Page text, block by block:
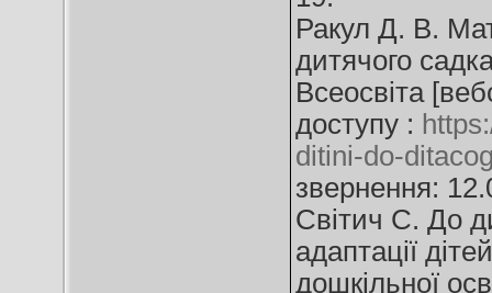
Ракул Д. В.
дитячого
Всеосвіта
доступу :
ditini-do-
звернення:
Світич С. До
адаптації
дошкільної